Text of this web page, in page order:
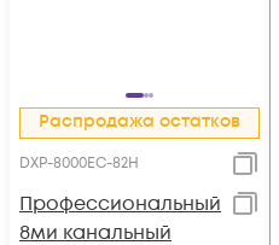
Распродажа остатков
DXP-8000EC-82H
Профессиональный
8ми канальный